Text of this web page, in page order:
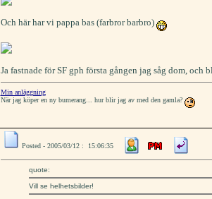
Och här har vi pappa bas (farbror barbro)
Ja fastnade för SF gph första gången jag såg dom, och
Min anläggning
När jag köper en ny bumerang... hur blir jag av med den gamla?
Posted - 2005/03/12 : 15:06:35
quote:
Vill se helhetsbilder!